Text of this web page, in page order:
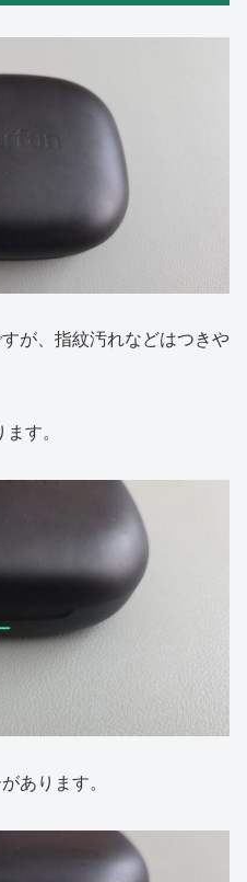
が、指紋汚れなどはつきや
す。
あります。